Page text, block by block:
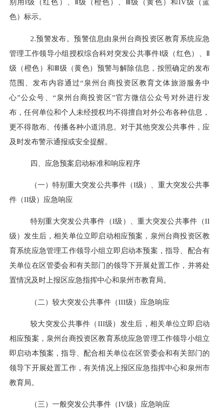
别用 Ⅰ级（红色）、 级（橙色）、 Ⅲ级（黄色）和IV级（蓝
色）标示。
2.预警发布。预警信息由泉州台商投资区教育系统应急
管理工作领导小组授权综合科对突发公共事件Ⅰ级（红色）、Ⅱ
级（橙色）和Ⅲ级（黄色）预警与解除信息，按照确定的发布
范围、发布内容通过“泉州台商投资区教育文体旅游服务中
心”公众号
“泉州台商投资区”官方微信公众号对外进行发
布，任何单位和个人未经授权均不得擅自对外公布各种信息，
更不得散布、传播各种小道消息。对于其他突发公共事件，应
及时发布警示通报或安全提醒。
四、应急预案启动标准和响应程序
（一）特别重大突发公共事件（I级）、重大突发公共事
件（II级）应急响应
特别重大突发公共事件（I级）、重大突发公共事件（II
级）发生后，相关单位立即启动相应预案， 泉州台商投资区教
育系统应急管理工作领导小组立即启动本预案，指导、配合有
关单位在区管委会和有关部门的领导下开展处置工作，并将处
置情况及时上报 区应急指挥中心和泉州市教育局。
（二）较大突发公共事件（III级）应急响应
较大突发公共事件（III级）发生后，相关单位立即启动
相应预案， 泉州台商投资区教育系统应急管理工作领导小组立
即启动本预案，指导、配合相关单位在区管委会和有关部门的
领导下开展处置工作，有关情况上报区应急指挥中心和泉州市
教育局。
（三）一般突发公共事件（IV级）应急响应